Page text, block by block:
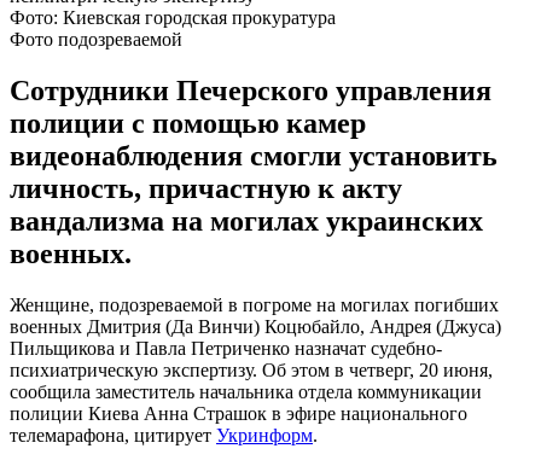
Фото: Киевская городская прокуратура
Фото подозреваемой
Сотрудники Печерского управления
полиции с помощью камер
видеонаблюдения смогли установить
личность, причастную к акту
вандализма на могилах украинских
военных.
Женщине, подозреваемой в погроме на могилах погибших
военных Дмитрия (Да Винчи) Коцюбайло, Андрея (Джуса)
Пильщикова и Павла Петриченко назначат судебно-
психиатрическую экспертизу. Об этом в четверг, 20 июня,
сообщила заместитель начальника отдела коммуникации
полиции Киева Анна Страшок в эфире национального
телемарафона, цитирует Укринформ.